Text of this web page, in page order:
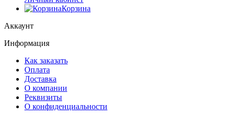
Корзина
Аккаунт
Информация
Как заказать
Оплата
Доставка
О компании
Реквизиты
О конфиденциальности